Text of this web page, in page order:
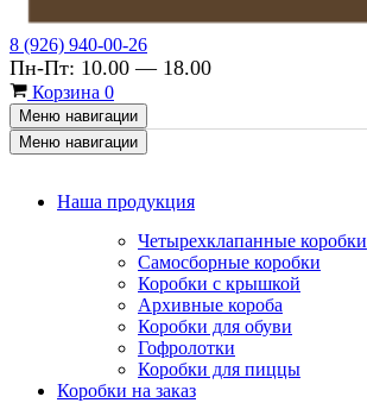
8 (926) 940-00-26
Пн-Пт: 10.00 — 18.00
Корзина 0
Меню навигации
Меню навигации
Наша продукция
Четырехклапанные коробки
Самосборные коробки
Коробки с крышкой
Архивные короба
Коробки для обуви
Гофролотки
Коробки для пиццы
Коробки на заказ